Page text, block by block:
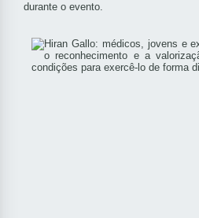
durante o evento.